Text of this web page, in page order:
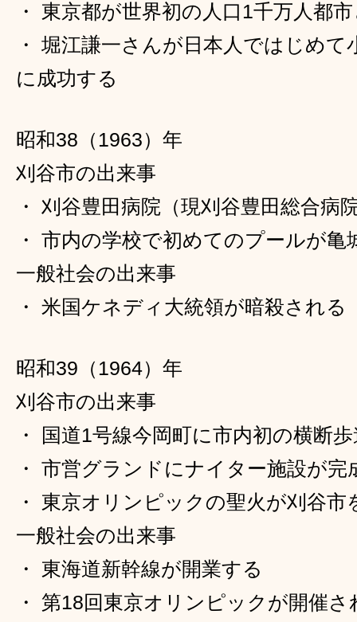
・ 東京都が世界初の人口1千万人都
・ 堀江謙一さんが日本人ではじめ
に成功する
昭和38（1963）年
刈谷市の出来事
・ 刈谷豊田病院（現刈谷豊田総合病
・ 市内の学校で初めてのプールが亀
一般社会の出来事
・ 米国ケネディ大統領が暗殺される
昭和39（1964）年
刈谷市の出来事
・ 国道1号線今岡町に市内初の横断
・ 市営グランドにナイター施設が完
・ 東京オリンピックの聖火が刈谷市
一般社会の出来事
・ 東海道新幹線が開業する
・ 第18回東京オリンピックが開催さ